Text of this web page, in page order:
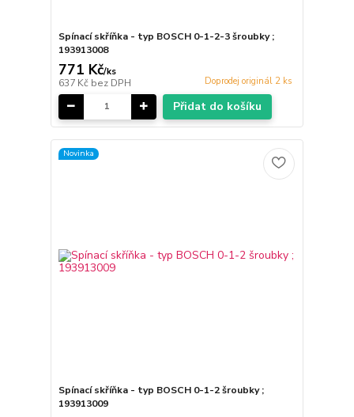
Spínací skříňka - typ BOSCH 0-1-2-3 šroubky ;
193913008
771 Kč/ks
637 Kč bez DPH Doprodej originál 2 ks
Přidat do košíku
Novinka
Spínací skříňka - typ BOSCH 0-1-2 šroubky ;
193913009